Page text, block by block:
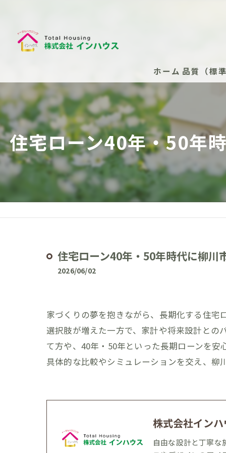
ホーム 品質（標
安心の保証
安心の保
新築
安心
住宅ローン40年・50年
住宅ローン40年・50年時代に柳川
2026/06/02
家づくりの夢を抱きながら、長期化する住宅
選択肢が増えた一方で、家計や将来設計との
て方や、40年・50年といった長期ローンを
具体的な比較やシミュレーションを交え、柳
株式会社イン
自由な設計と丁寧な